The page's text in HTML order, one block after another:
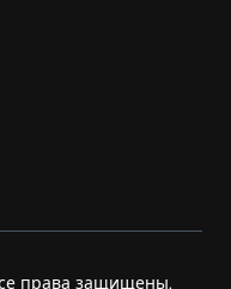
права защищены.